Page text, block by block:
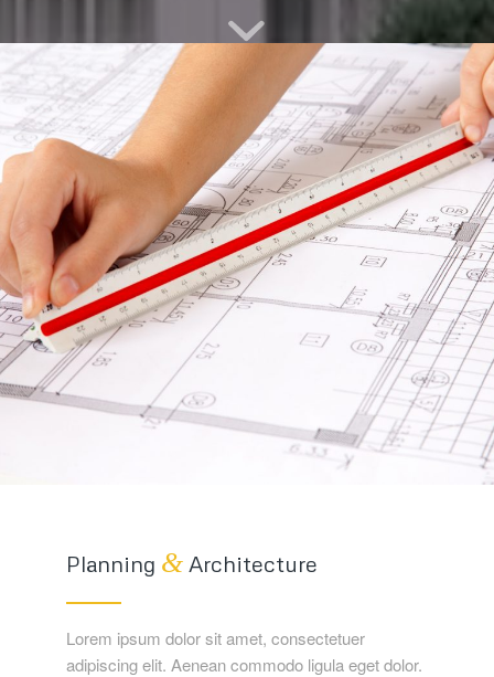
Planning & Architecture
Lorem ipsum dolor sit amet, consectetuer
adipiscing elit. Aenean commodo ligula eget dolor.